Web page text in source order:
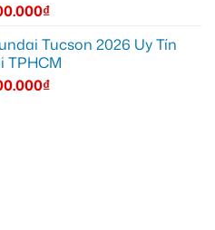
₫
Tucson 2026 Uy Tín
TPHCM
₫